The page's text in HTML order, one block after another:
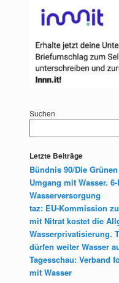
Suchen
Letzte Beiträge
Bündnis 90/Die
Umgang mit Wasser.
Wasserversorgung
taz: EU-Kommission
mit Nitrat kostet die
Wasserprivatisierung.
dürfen weiter Wasser
Tagesschau: Verband
mit Wasser